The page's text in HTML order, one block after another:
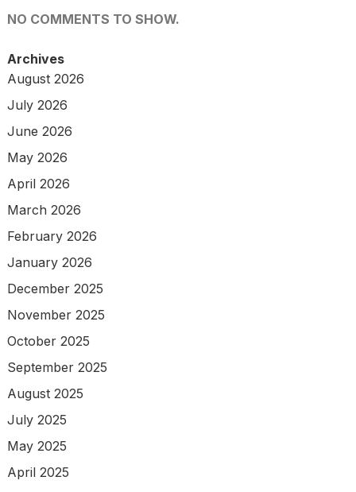
NO COMMENTS TO SHOW.
Archives
August 2026
July 2026
June 2026
May 2026
April 2026
March 2026
February 2026
January 2026
December 2025
November 2025
October 2025
September 2025
August 2025
July 2025
May 2025
April 2025